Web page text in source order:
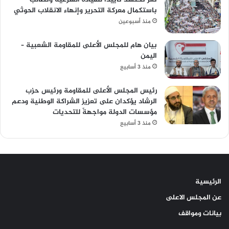
باستكمال معركة التحرير وإنهاء الانقلاب الحوثي
منذ أسبوعين
بيان هام للمجلس الأعلى للمقاومة الشعبية –
اليمن
منذ 3 أسابيع
رئيس المجلس الأعلى للمقاومة ورئيس حزب
الرشاد يؤكدان على تعزيز الشراكة الوطنية ودعم
مؤسسات الدولة مواجهةً للتحديات
منذ 3 أسابيع
الرئيسية
عن المجلس الاعلى
بيانات ومواقف